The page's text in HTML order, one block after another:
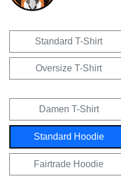
Standard T-Shirt
Oversize T-Shirt
Damen T-Shirt
Standard Hoodie
Fairtrade Hoodie